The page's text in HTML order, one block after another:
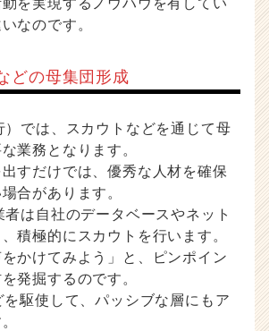
を実現するノウハウを有してい
なのです。
どの母集団形成
）では、スカウトなどを通じて母
業務となります。
すだけでは、優秀な人材を確保
合があります。
は自社のデータベースやネット
積極的にスカウトを行います。
をかけてみよう」と、ピンポイン
発掘するのです。
を駆使して、パッシブな層にもア